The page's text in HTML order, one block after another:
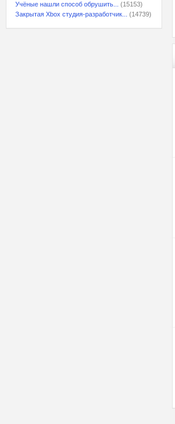
Учёные нашли способ обрушить...
(15153)
Закрытая Xbox студия-разработчик...
(14739)